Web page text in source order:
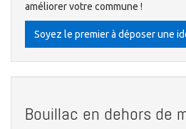
améliorer votre commune !
Soyez le premier à déposer une
Bouillac en dehors de